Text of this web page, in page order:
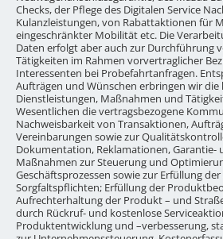
Checks, der Pflege des Digitalen Service
Kulanzleistungen, von Rabattaktionen für
eingeschränkter Mobilität etc. Die
Daten erfolgt aber auch zur Durchführung
Tätigkeiten im Rahmen vorvertraglicher
Interessenten bei Probefahrtanfragen.
Aufträgen und Wünschen erbringen wir
Dienstleistungen, Maßnahmen und
Wesentlichen die vertragsbezogene
Nachweisbarkeit von Transaktionen,
Vereinbarungen sowie zur
Dokumentation, Reklamationen, Garantie-
Maßnahmen zur Steuerung und
Geschäftsprozessen sowie zur Erfüllung
Sorgfaltspflichten; Erfüllung der
Aufrechterhaltung der Produkt – und
durch Rückruf- und kostenlose
Produktentwicklung und –verbesserung,